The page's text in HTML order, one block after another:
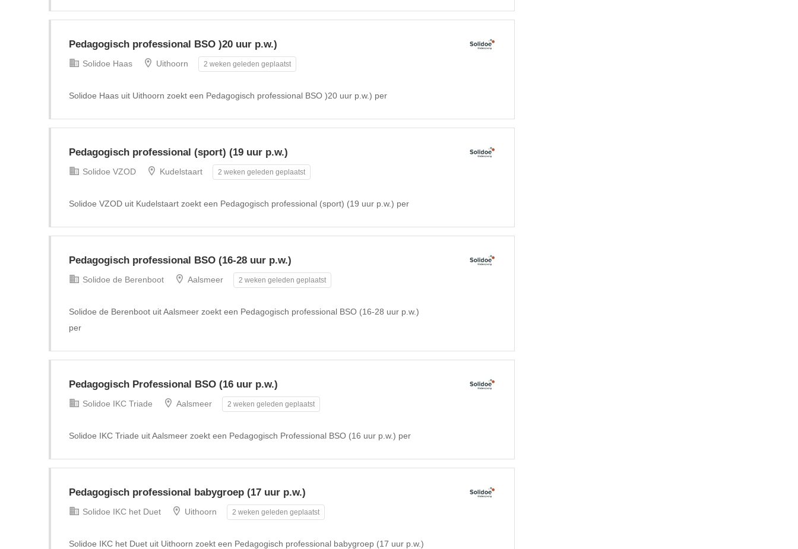
Pedagogisch professional BSO )20 uur p.w.)
Solidoe Haas Uithoorn 2 weken geleden geplaatst
Solidoe Haas uit Uithoorn zoekt een Pedagogisch professional BSO )20 uur p.w.) per
Pedagogisch professional (sport) (19 uur p.w.)
Solidoe VZOD Kudelstaart 2 weken geleden geplaatst
Solidoe VZOD uit Kudelstaart zoekt een Pedagogisch professional (sport) (19 uur p.w.) per
Pedagogisch professional BSO (16-28 uur p.w.)
Solidoe de Berenboot Aalsmeer 2 weken geleden geplaatst
Solidoe de Berenboot uit Aalsmeer zoekt een Pedagogisch professional BSO (16-28 uur p.w.)
per
Pedagogisch Professional BSO (16 uur p.w.)
Solidoe IKC Triade Aalsmeer 2 weken geleden geplaatst
Solidoe IKC Triade uit Aalsmeer zoekt een Pedagogisch Professional BSO (16 uur p.w.) per
Pedagogisch professional babygroep (17 uur p.w.)
Solidoe IKC het Duet Uithoorn 2 weken geleden geplaatst
Solidoe IKC het Duet uit Uithoorn zoekt een Pedagogisch professional babygroep (17 uur p.w.)